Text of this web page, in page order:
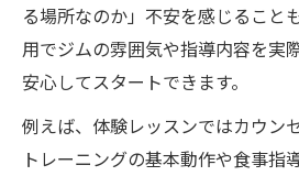
パーソナルジム初心者
制
初めてでも安心のパーソ
くり
パーソナルジムが提供
る場所なのか」不安を感じること
用でジムの雰囲気や指導内容を実
安心してスタートできます。
例えば、体験レッスンではカウン
トレーニングの基本動作や食事指